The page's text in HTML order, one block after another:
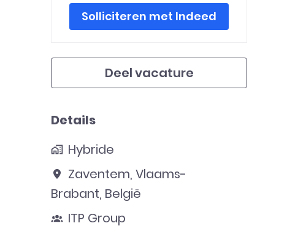
Solliciteren met Indeed
Deel vacature
Details
Hybride
Zaventem, Vlaams-
Brabant, België
ITP Group